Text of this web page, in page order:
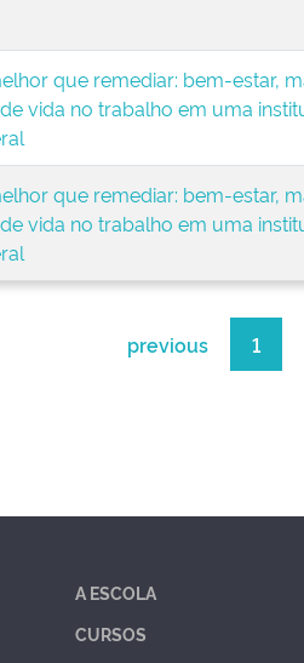
que remediar: bem-estar,
vida no trabalho em uma
que remediar: bem-estar,
vida no trabalho em uma
previous 1
A ESCOLA
CURSOS